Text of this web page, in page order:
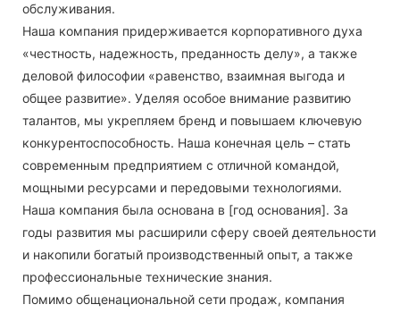
обслуживания.
Наша компания придерживается корпоративного духа
«честность, надежность, преданность делу», а также
деловой философии «равенство, взаимная выгода и
общее развитие». Уделяя особое внимание развитию
талантов, мы укрепляем бренд и повышаем ключевую
конкурентоспособность. Наша конечная цель – стать
современным предприятием с отличной командой,
мощными ресурсами и передовыми технологиями.
Наша компания была основана в [год основания]. За
годы развития мы расширили сферу своей деятельности
и накопили богатый производственный опыт, а также
профессиональные технические знания.
Помимо общенациональной сети продаж, компания